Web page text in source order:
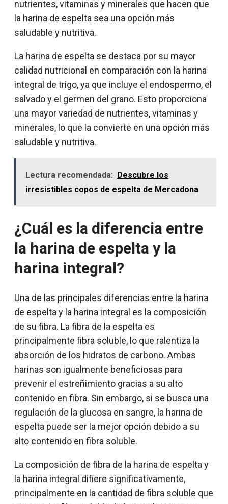
nutrientes, vitaminas y minerales que hacen que
la harina de espelta sea una opción más
saludable y nutritiva.
La harina de espelta se destaca por su mayor
calidad nutricional en comparación con la harina
integral de trigo, ya que incluye el endospermo, el
salvado y el germen del grano. Esto proporciona
una mayor variedad de nutrientes, vitaminas y
minerales, lo que la convierte en una opción más
saludable y nutritiva.
Lectura recomendada: Descubre los
irresistibles copos de espelta de Mercadona
¿Cuál es la diferencia entre
la harina de espelta y la
harina integral?
Una de las principales diferencias entre la harina
de espelta y la harina integral es la composición
de su fibra. La fibra de la espelta es
principalmente fibra soluble, lo que ralentiza la
absorción de los hidratos de carbono. Ambas
harinas son igualmente beneficiosas para
prevenir el estreñimiento gracias a su alto
contenido en fibra. Sin embargo, si se busca una
regulación de la glucosa en sangre, la harina de
espelta puede ser la mejor opción debido a su
alto contenido en fibra soluble.
La composición de fibra de la harina de espelta y
la harina integral difiere significativamente,
principalmente en la cantidad de fibra soluble que